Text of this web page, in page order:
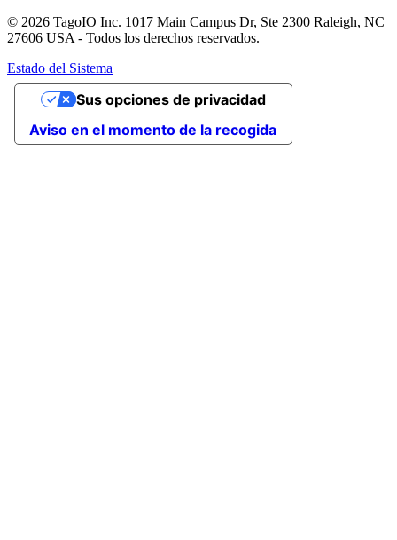
© 2026 TagoIO Inc. 1017 Main Campus Dr, Ste 2300 Raleigh, NC
27606 USA - Todos los derechos reservados.
Estado del Sistema
Aviso en el momento de la recogida
Sus opciones de privacidad